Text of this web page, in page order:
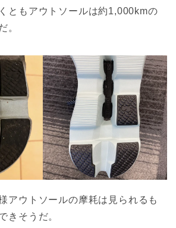
ともアウトソールは約1,000kmの
。
アウトソールの摩耗は見られるも
きそうだ。